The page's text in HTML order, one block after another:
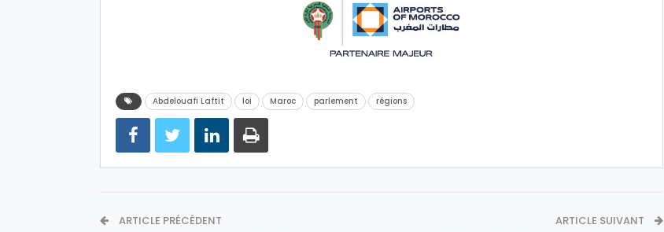
Abdelouafi Laftit loi Maroc parlement régions
ARTICLE PRÉCÉDENT ARTICLE SUIVANT